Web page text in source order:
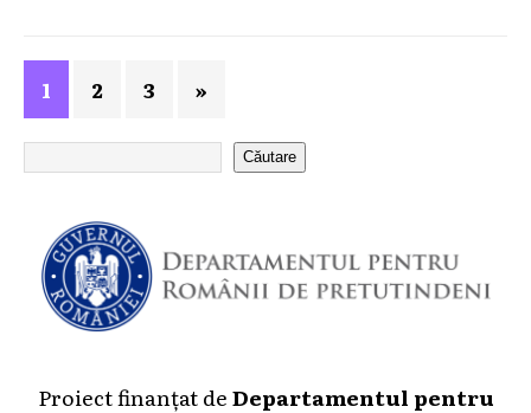
1 2 3 »
Căutare
Proiect finanțat deDepartamentul pentru